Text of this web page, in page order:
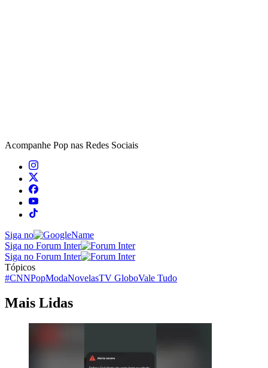
Acompanhe Pop nas Redes Sociais
Siga no
Siga no Forum Inter
Siga no Forum Inter
Tópicos
#CNNPopModaNovelasTV GloboVale Tudo
Mais Lidas